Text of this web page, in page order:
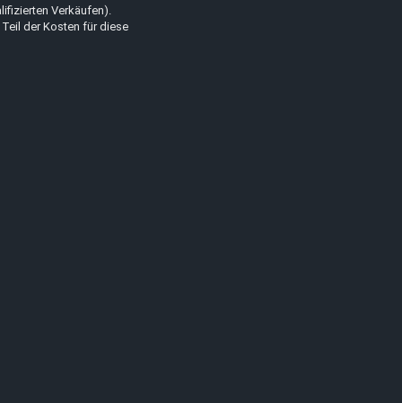
Verkäufen).
der Kosten für diese